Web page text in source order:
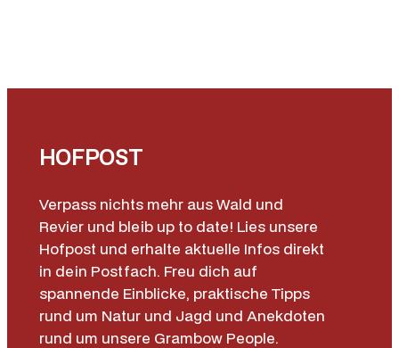
HOFPOST
Verpass nichts mehr aus Wald und
Revier und bleib up to date! Lies unsere
Hofpost und erhalte aktuelle Infos direkt
in dein Postfach. Freu dich auf
spannende Einblicke, praktische Tipps
rund um Natur und Jagd und Anekdoten
rund um unsere Grambow People.